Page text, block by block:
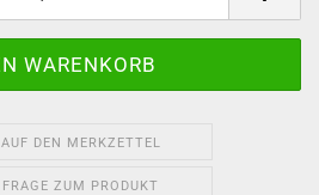
AUF DEN MERKZETTEL
FRAGE ZUM PRODUKT